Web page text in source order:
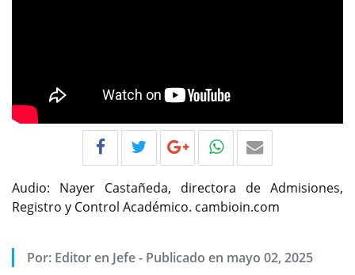
Audio: Nayer Castañeda, directora de Admisiones,
Registro y Control Académico. cambioin.com
Por: Editor en Jefe- Publicado en mayo 02, 2025